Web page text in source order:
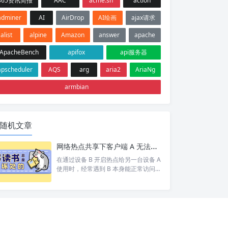
AI AirDrop AI绘画
ajax请求
alist
alpine Amazon answer
apache
apifox
api服务器
AQS arg aria2
AriaNg
armbian
随机文章
网络热点共享下客户端 A 无法访问目标设备 C 排查
在通过设备 B 开启热点给另一台设备 A
使用时，经常遇到 B 本身能正常访问网